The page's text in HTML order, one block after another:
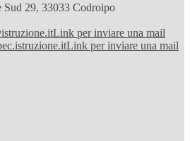
29, 33033 Codroipo
Link per inviare una mail
Link per inviare una mail